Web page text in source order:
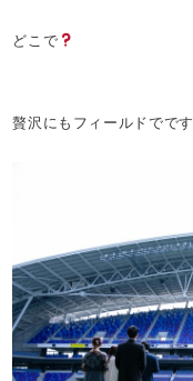
どこで
贅沢にもフィールドでです